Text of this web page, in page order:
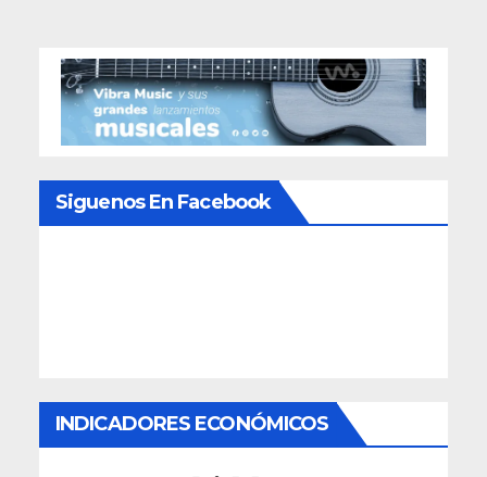
Siguenos En Facebook
INDICADORES ECONÓMICOS